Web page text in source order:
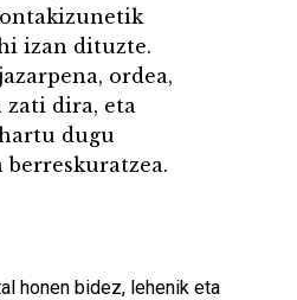
izan dituzte.
ordea,
dira, eta
dugu
honen bidez, lehenik eta